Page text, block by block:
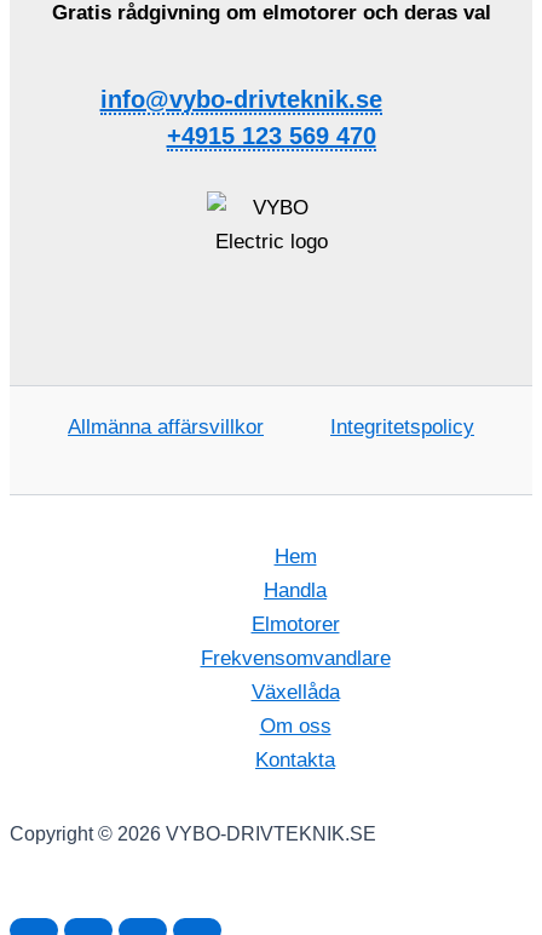
Gratis rådgivning om elmotorer och deras val
info@vybo-drivteknik.se
+4915 123 569 470
Allmänna affärsvillkor Integritetspolicy
Hem
Handla
Elmotorer
Frekvensomvandlare
Växellåda
Om oss
Kontakta
Copyright © 2026 VYBO-DRIVTEKNIK.SE